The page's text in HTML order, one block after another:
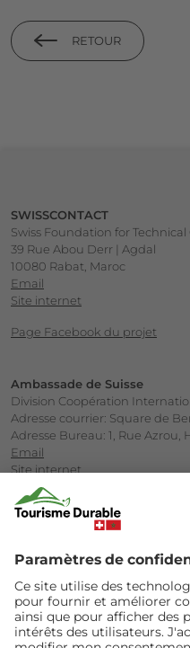
RETOUR
SWISSCONTACT
Swiss Foundation for
39 Rue Abou Derr | Agdal
10080 Rabat, Maroc
Email
Site internet
Page Facebook du projet
Ambassade de Suisse
Division Coopération
Adresse courrier: Square de
Adresse Bureau: 1, Rue Azrou,
Email
Site internet
Société Marocaine
Avenue Annakhil, Centre
Site internet